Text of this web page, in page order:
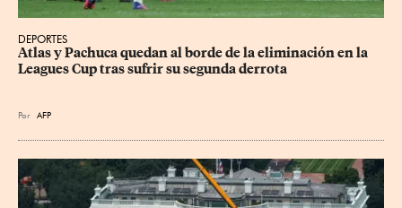
DEPORTES
Atlas y Pachuca quedan al borde de la eliminación en la
Leagues Cup tras sufrir su segunda derrota
Por AFP